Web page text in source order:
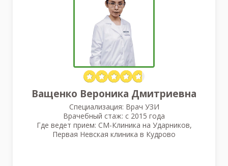
Ващенко Вероника Дмитриевна
Специализация: Врач УЗИ
Врачебный стаж: с 2015 года
Где ведет прием: СМ-Клиника на Ударников,
Первая Невская клиника в Кудрово